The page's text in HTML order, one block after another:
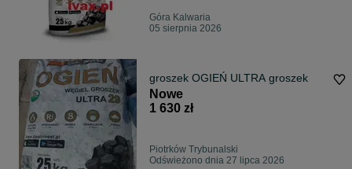
Góra Kalwaria
05 sierpnia 2026
groszek OGIEŃ ULTRA groszek
Nowe
1 630 zł
Piotrków Trybunalski
Odświeżono dnia 27 lipca 2026